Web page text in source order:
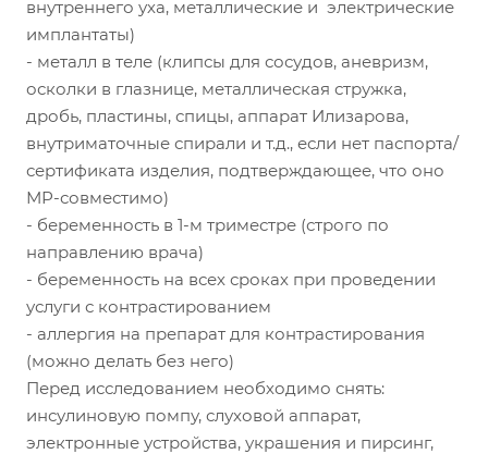
внутреннего уха, металлические и электрические
имплантаты)
- металл в теле (клипсы для сосудов, аневризм,
осколки в глазнице, металлическая стружка,
дробь, пластины, спицы, аппарат Илизарова,
внутриматочные спирали и т.д., если нет паспорта/
сертификата изделия, подтверждающее, что оно
МР-совместимо)
- беременность в 1-м триместре (строго по
направлению врача)
- беременность на всех сроках при проведении
услуги с контрастированием
- аллергия на препарат для контрастирования
(можно делать без него)
Перед исследованием необходимо снять:
инсулиновую помпу, слуховой аппарат,
электронные устройства, украшения и пирсинг,